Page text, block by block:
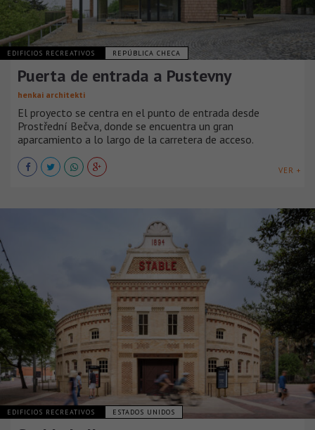
EDIFICIOS RECREATIVOS REPÚBLICA CHECA
Puerta de entrada a Pustevny
henkai architekti
El proyecto se centra en el punto de entrada desde
Prostřední Bečva, donde se encuentra un gran
aparcamiento a lo largo de la carretera de acceso.
VER +
EDIFICIOS RECREATIVOS ESTADOS UNIDOS